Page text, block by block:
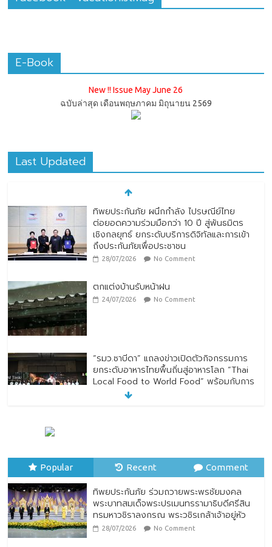
E-Book
New !! Issue May June 26
ฉบับล่าสุด เดือนพฤษภาคม มิถุนายน 2569
Last Updated
ทิพยประกันภัย ผนึกกำลัง ไปรษณีย์ไทย
ต่อยอดความร่วมมือกว่า 10 ปี สู่พันธมิตร
เชิงกลยุทธ์ ยกระดับบริการดิจิทัลและการเข้า
ถึงประกันภัยเพื่อประชาชน
28/07/2026 No Comment
ตกแต่งบ้านรับหน้าฝน
24/07/2026 No Comment
“รมว.ซาบีดา” แถลงข่าวเปิดตัวกิจกรรมการ
ยกระดับอาหารไทยพื้นถิ่นสู่อาหารโลก “Thai
Local Food to World Food” พร้อมกับการ
เปิดตัวตราสัญลักษณ์ “Thailand Best
พระบาทสมเด็จพระปรเมนทรรามาธิบดีศรีสิน
ทรมหาวชิราลงกรณ พระวชิรเกล้าเจ้าอยู่หัว
Popular Recent Comment
ทิพยประกันภัย ร่วมถวายพระพรชัยมงคล
พระบาทสมเด็จพระปรเมนทรรามาธิบดีศรีสิน
ทรมหาวชิราลงกรณ พระวชิรเกล้าเจ้าอยู่หัว
28/07/2026 No Comment